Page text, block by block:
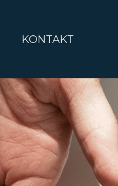
KONTAKT